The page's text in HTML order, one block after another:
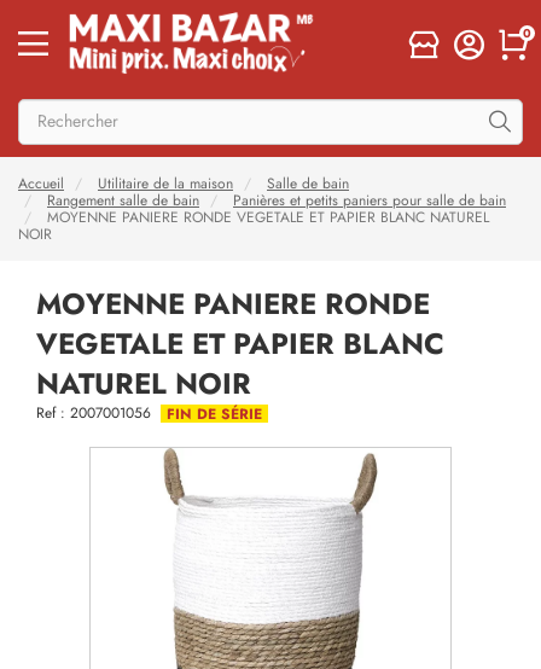
0
Accueil Utilitaire de la maison
Salle de bain
Rangement salle de bain
Panières et petits paniers pour salle de bain
MOYENNE PANIERE RONDE VEGETALE ET PAPIER BLANC NATUREL
NOIR
MOYENNE PANIERE RONDE
VEGETALE ET PAPIER BLANC
NATUREL NOIR
Ref : 2007001056 FIN DE SÉRIE